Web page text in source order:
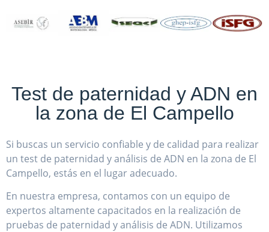
Test de paternidad y ADN en
la zona de El Campello
Si buscas un servicio confiable y de calidad para realizar
un test de paternidad y análisis de ADN en la zona de El
Campello, estás en el lugar adecuado.
En nuestra empresa, contamos con un equipo de
expertos altamente capacitados en la realización de
pruebas de paternidad y análisis de ADN. Utilizamos